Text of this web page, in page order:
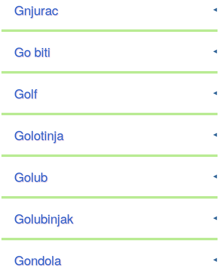
Gnjurac
Go biti
Golf
Golotinja
Golub
Golubinjak
Gondola